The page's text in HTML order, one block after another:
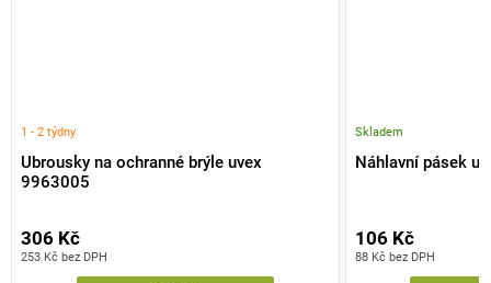
Ubrousky na ochranné brýle uvex
9963005
1 - 2 týdny
253 Kč bez DPH
306 Kč
Náhlavní pásek
Skladem
88 Kč bez DPH
106 Kč